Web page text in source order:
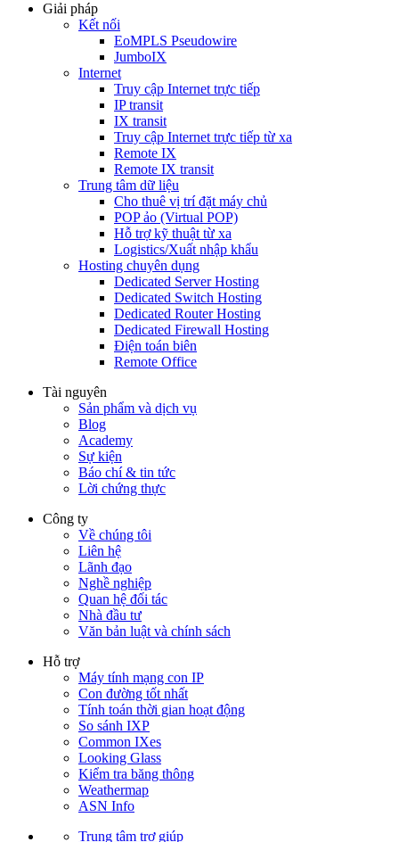
Giải pháp
Kết nối
EoMPLS Pseudowire
JumboIX
Internet
Truy cập Internet trực tiếp
IP transit
IX transit
Truy cập Internet trực tiếp từ xa
Remote IX
Remote IX transit
Trung tâm dữ liệu
Cho thuê vị trí đặt máy chủ
POP ảo (Virtual POP)
Hỗ trợ kỹ thuật từ xa
Logistics/Xuất nhập khẩu
Hosting chuyên dụng
Dedicated Server Hosting
Dedicated Switch Hosting
Dedicated Router Hosting
Dedicated Firewall Hosting
Điện toán biên
Remote Office
Tài nguyên
Sản phẩm và dịch vụ
Blog
Academy
Sự kiện
Báo chí & tin tức
Lời chứng thực
Công ty
Về chúng tôi
Liên hệ
Lãnh đạo
Nghề nghiệp
Quan hệ đối tác
Nhà đầu tư
Văn bản luật và chính sách
Hỗ trợ
Máy tính mạng con IP
Con đường tốt nhất
Tính toán thời gian hoạt động
So sánh IXP
Common IXes
Looking Glass
Kiểm tra băng thông
Weathermap
ASN Info
Trung tâm trợ giúp